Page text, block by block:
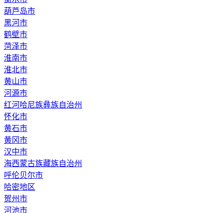
葫芦岛市
黑河市
鹤壁市
菏泽市
淮南市
淮北市
黄山市
河源市
红河哈尼族彝族自治州
怀化市
黄石市
黄冈市
汉中市
海西蒙古族藏族自治州
呼伦贝尔市
哈密地区
贺州市
河池市